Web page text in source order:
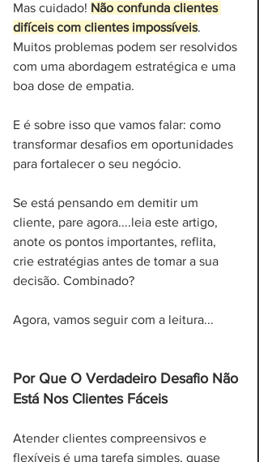
Mas cuidado! Não confunda clientes
difíceis com clientes impossíveis.
Muitos problemas podem ser resolvidos
com uma abordagem estratégica e uma
boa dose de empatia.
E é sobre isso que vamos falar: como
transformar desafios em oportunidades
para fortalecer o seu negócio.
Se está pensando em demitir um
cliente, pare agora....leia este artigo,
anote os pontos importantes, reflita,
crie estratégias antes de tomar a sua
decisão. Combinado?
Agora, vamos seguir com a leitura...
Por Que O Verdadeiro Desafio Não
Está Nos Clientes Fáceis
Atender clientes compreensivos e
flexíveis é uma tarefa simples, quase